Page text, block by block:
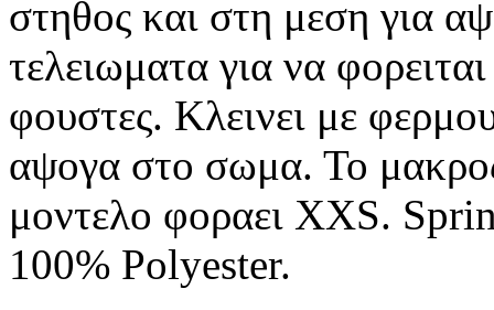
στηθος και στη μεση για
τελειωματα για να
φουστες. Κλεινει με
αψογα στο σωμα. Το
μοντελο φοραει XXS.
100% Polyester.